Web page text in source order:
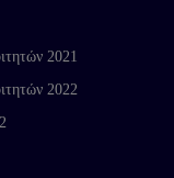
2021
2022